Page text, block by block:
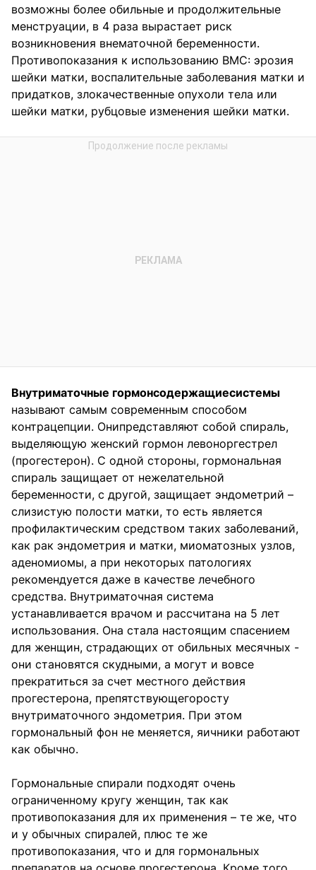
возможны более обильные и продолжительные
менструации, в 4 раза вырастает риск
возникновения внематочной беременности.
Противопоказания к использованию ВМС: эрозия
шейки матки, воспалительные заболевания матки и
придатков, злокачественные опухоли тела или
шейки матки, рубцовые изменения шейки матки.
Внутриматочные гормонсодержащиесистемы
называют самым современным способом
контрацепции. Онипредставляют собой спираль,
выделяющую женский гормон левоноргестрел
(прогестерон). С одной стороны, гормональная
спираль защищает от нежелательной
беременности, с другой, защищает эндометрий –
слизистую полости матки, то есть является
профилактическим средством таких заболеваний,
как рак эндометрия и матки, миоматозных узлов,
аденомиомы, а при некоторых патологиях
рекомендуется даже в качестве лечебного
средства. Внутриматочная система
устанавливается врачом и рассчитана на 5 лет
использования. Она стала настоящим спасением
для женщин, страдающих от обильных месячных -
они становятся скудными, а могут и вовсе
прекратиться за счет местного действия
прогестерона, препятствующегоросту
внутриматочного эндометрия. При этом
гормональный фон не меняется, яичники работают
как обычно.
Гормональные спирали подходят очень
ограниченному кругу женщин, так как
противопоказания для их применения – те же, что
и у обычных спиралей, плюс те же
противопоказания, что и для гормональных